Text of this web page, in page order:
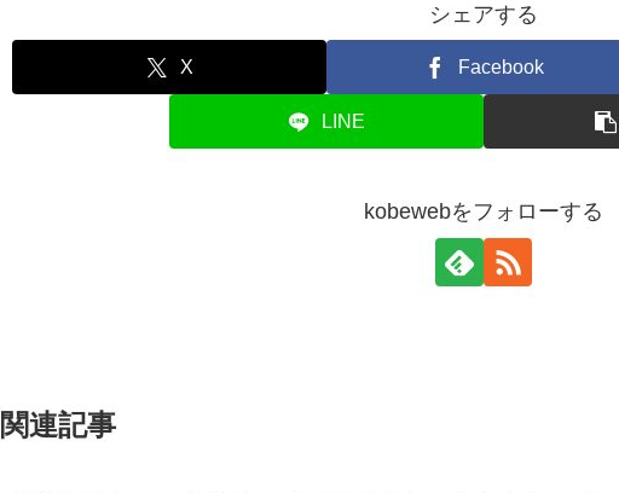
シェアする
X Facebook
LINE
kobewebをフォローする
関連記事